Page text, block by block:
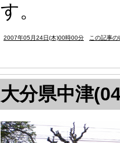
す。
2007年05月24日(木)00時00分 この記事の
大分県中津